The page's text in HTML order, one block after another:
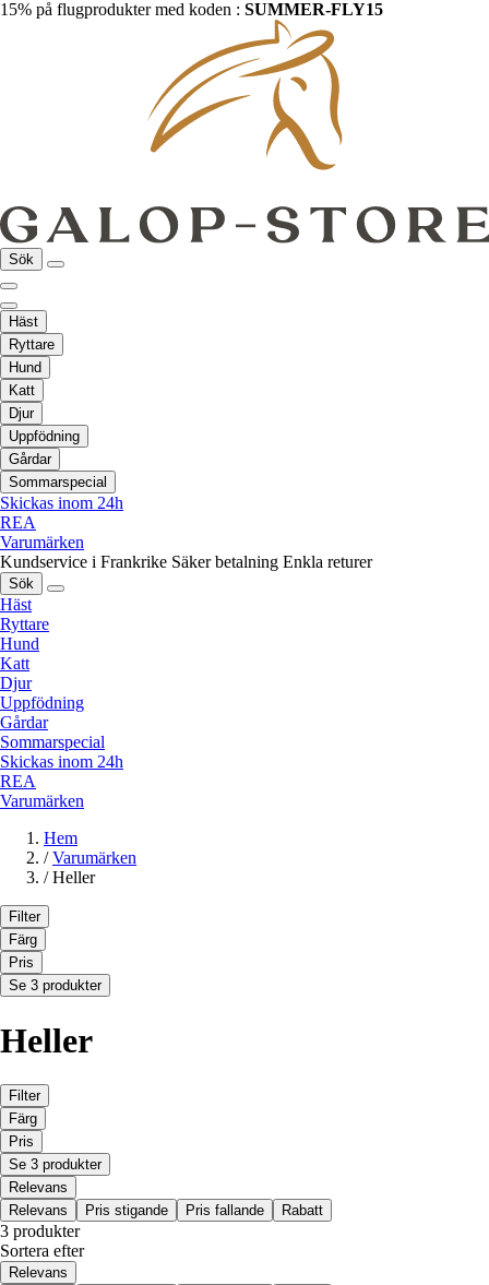
15% på flugprodukter med koden : SUMMER-FLY15
Sök
Häst
Ryttare
Hund
Katt
Djur
Uppfödning
Gårdar
Sommarspecial
Skickas inom 24h
REA
Varumärken
Kundservice i Frankrike Säker betalning Enkla returer
Sök
Häst
Ryttare
Hund
Katt
Djur
Uppfödning
Gårdar
Sommarspecial
Skickas inom 24h
REA
Varumärken
Hem
/ Varumärken
/ Heller
Filter
Färg
Pris
Se 3 produkter
Heller
Filter
Färg
Pris
Se 3 produkter
Relevans
Relevans
Pris stigande Pris fallande Rabatt
3 produkter
Sortera efter
Relevans